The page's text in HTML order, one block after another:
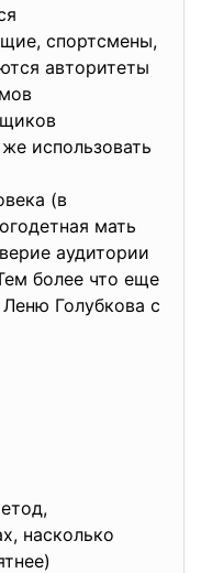
спортсмены,
авторитеты
использовать
(в
мать
аудитории
более что еще
Голубкова с
насколько